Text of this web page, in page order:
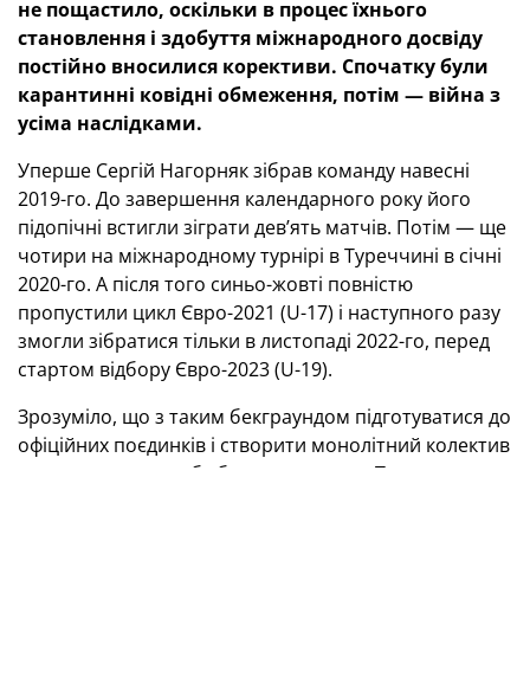
не пощастило, оскільки в процес їхнього
становлення і здобуття міжнародного досвіду
постійно вносилися корективи. Спочатку були
карантинні ковідні обмеження, потім — війна з
усіма наслідками.
Уперше Сергій Нагорняк зібрав команду навесні
2019-го. До завершення календарного року його
підопічні встигли зіграти дев’ять матчів. Потім — ще
чотири на міжнародному турнірі в Туреччині в січні
2020-го. А після того синьо-жовті повністю
пропустили цикл Євро-2021 (U-17) і наступного разу
змогли зібратися тільки в листопаді 2022-го, перед
стартом відбору Євро-2023 (U-19).
Зрозуміло, що з таким бекграундом підготуватися до
офіційних поєдинків і створити монолітний колектив
тренерському штабу було нереально. Тому висувати